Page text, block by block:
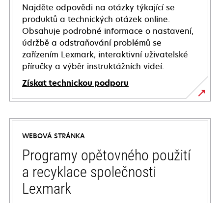
Najděte odpovědi na otázky týkající se
produktů a technických otázek online.
Obsahuje podrobné informace o nastavení,
údržbě a odstraňování problémů se
zařízením Lexmark, interaktivní uživatelské
příručky a výběr instruktážních videí.
Získat technickou podporu
opens
in
new
tab
WEBOVÁ STRÁNKA
Programy opětovného použití
a recyklace společnosti
Lexmark